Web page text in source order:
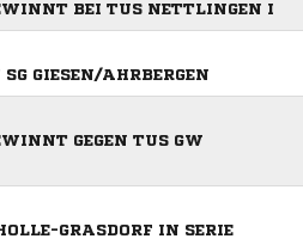
BEI TUS NETTLINGEN I
GIESEN/AHRBERGEN
GEGEN TUS GW
GRASDORF IN SERIE